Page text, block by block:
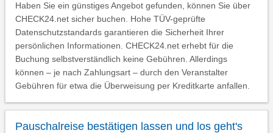
Haben Sie ein günstiges Angebot gefunden, können Sie über
CHECK24.net sicher buchen. Hohe TÜV-geprüfte
Datenschutzstandards garantieren die Sicherheit Ihrer
persönlichen Informationen. CHECK24.net erhebt für die
Buchung selbstverständlich keine Gebühren. Allerdings
können – je nach Zahlungsart – durch den Veranstalter
Gebühren für etwa die Überweisung per Kreditkarte anfallen.
Pauschalreise bestätigen lassen und los geht's